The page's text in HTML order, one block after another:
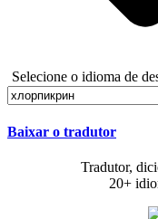
Selecione o idioma de
Baixar o tradutor
Tradutor,
20+